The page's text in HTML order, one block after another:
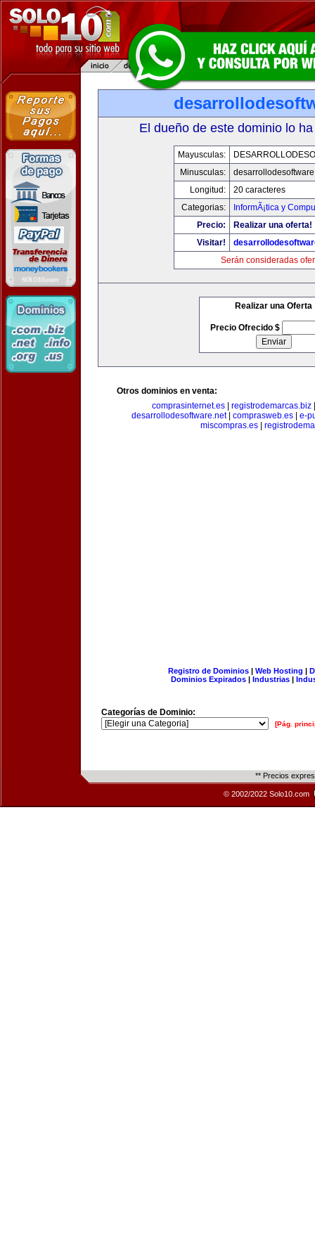
El dueño de este dominio lo
Mayusculas:
Minusculas:
Longitud:
20 caracteres
Categorias:
InformÃ¡tica y
Precio:
Realizar una oferta!
Visitar!
Serán consideradas
Realizar una Oferta
Precio Ofrecido $
Otros dominios en venta:
comprasinternet.es
registrodemarcas.biz
desarrollodesoftware.net| comprasweb.es| e-
miscompras.es
Registro de Dominios| Web Hosting |
Dominios Expirados | Industrias |
Categorías de Dominio:
[Pág.
** Precios
© 2002/2022 Solo10.com